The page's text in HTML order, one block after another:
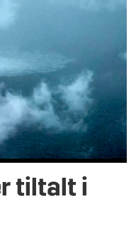
tiltalt i